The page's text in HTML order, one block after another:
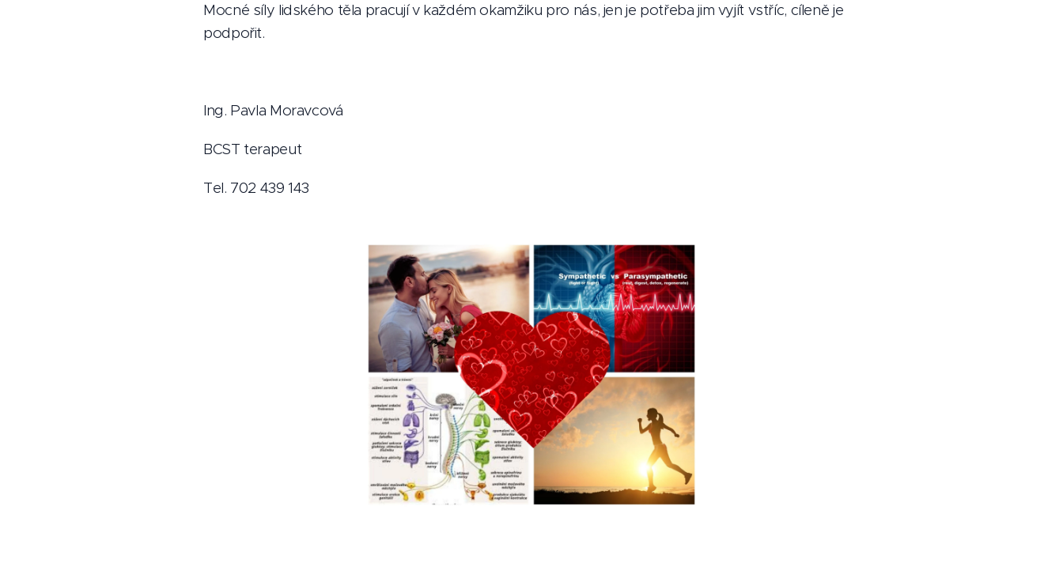
Mocné síly lidského těla pracují v každém okamžiku pro nás, jen je potřeba jim vyjít vstříc, cíleně je
podpořit.
Ing. Pavla Moravcová
BCST terapeut
Tel. 702 439 143